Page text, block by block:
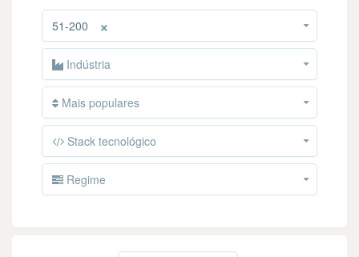
×
51-200
Indústria
Mais populares
Stack tecnológico
Regime